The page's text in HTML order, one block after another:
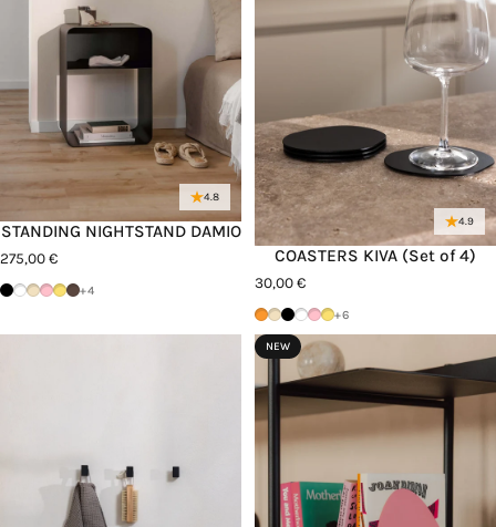
4.8
STANDING NIGHTSTAND DAMIO
275,00 €
Schwarz
Weiß
Cashew
Pink Lemonade
Mango Lassi
Hot Choc
+4
4.9
COASTERS KIVA (Set of 4)
30,00 €
Orange Sprizz
Cashew
Schwarz
Weiß
Pink Lemonade
Mango Lassi
+6
NEW